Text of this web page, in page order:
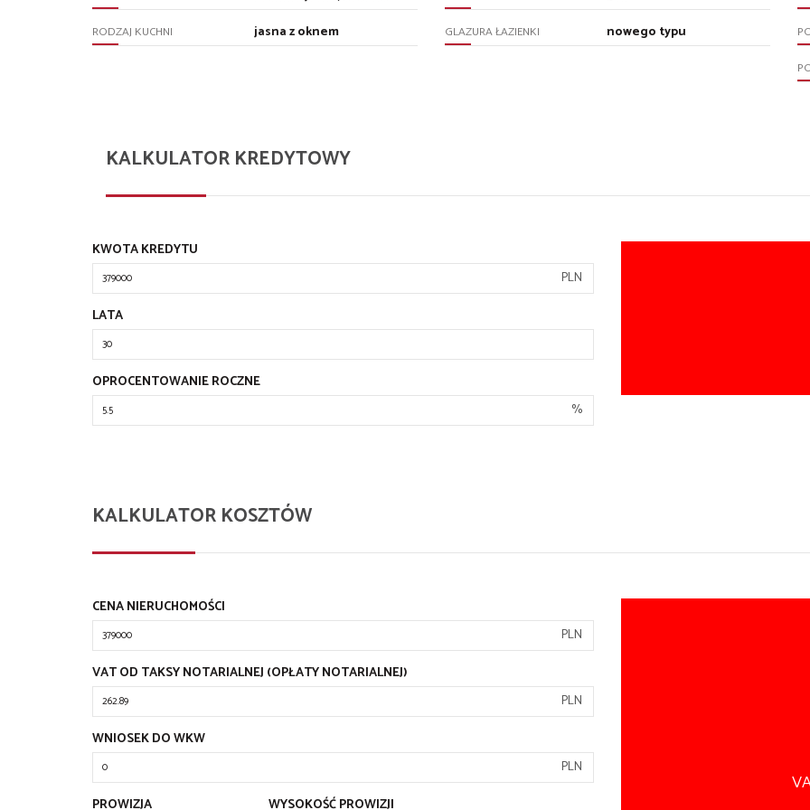
RODZAJ KUCHNI jasna z oknem GLAZURA ŁAZIENKI nowego typu
KALKULATOR KREDYTOWY
KWOTA KREDYTU
PLN
LATA
OPROCENTOWANIE ROCZNE
%
KALKULATOR KOSZTÓW
CENA NIERUCHOMOŚCI
PLN
VAT OD TAKSY NOTARIALNEJ (OPŁATY NOTARIALNEJ)
PLN
WNIOSEK DO WKW
PLN
PROWIZJA
WYSOKOŚĆ PROWIZJI